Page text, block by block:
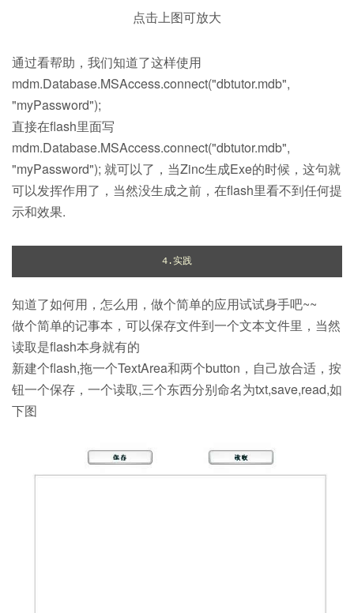
点击上图可放大
通过看帮助，我们知道了这样使用
mdm.Database.MSAccess.connect("dbtutor.mdb",
"myPassword");
直接在flash里面写
mdm.Database.MSAccess.connect("dbtutor.mdb",
"myPassword"); 就可以了，当Zinc生成Exe的时候，这句就
可以发挥作用了，当然没生成之前，在flash里看不到任何提
示和效果.
4.实践
知道了如何用，怎么用，做个简单的应用试试身手吧~~
做个简单的记事本，可以保存文件到一个文本文件里，当然
读取是flash本身就有的
新建个flash,拖一个TextArea和两个button，自己放合适，按
钮一个保存，一个读取,三个东西分别命名为txt,save,read,如
下图